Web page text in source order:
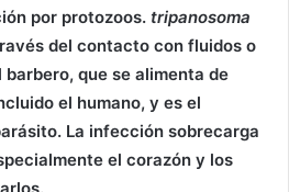
por protozoos. tripanosoma
del contacto con fluidos o
que se alimenta de
el humano, y es el
La infección sobrecarga
el corazón y los